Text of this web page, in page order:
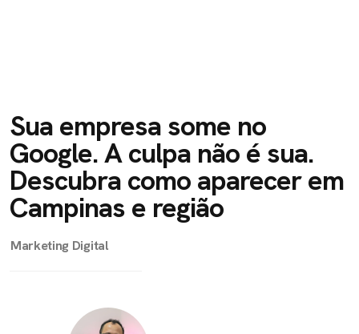
Sua empresa some no
Google. A culpa não é sua.
Descubra como aparecer em
Campinas e região
Marketing Digital